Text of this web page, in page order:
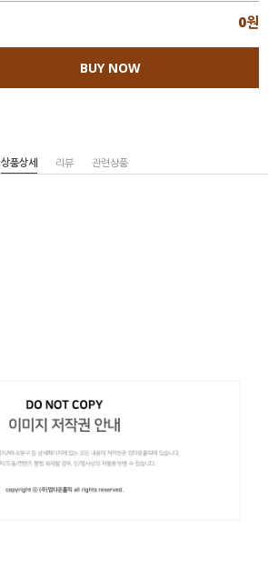
0원
BUY NOW
상품상세 리뷰 관련상품